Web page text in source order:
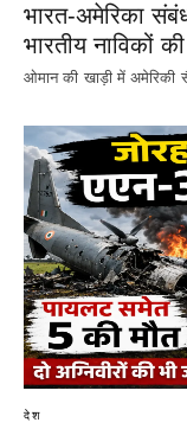
भारत-अमेरिका
भारतीय नाविकों
​ओमान की खाड़ी में अमेरिकी
देश